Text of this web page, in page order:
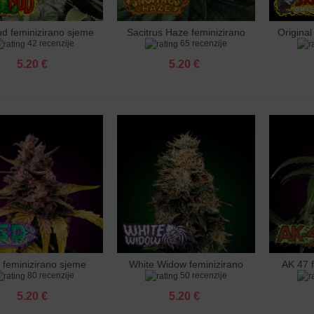
u košaricu
feminizirano sjeme
42 recenzije
5.20 €
Dodaj u košaricu
Sacitrus Haze feminizirano
sjeme
65 recenzije
5.20 €
Dodaj
u košaricu
feminizirano sjeme
80 recenzije
5.20 €
Dodaj u košaricu
White Widow feminizirano
sjeme
50 recenzije
5.20 €
Dodaj
AK 47